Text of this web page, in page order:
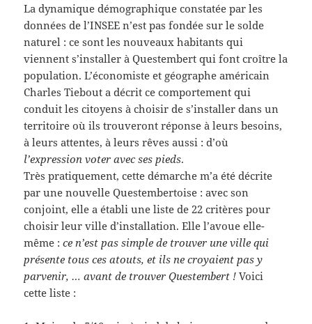
La dynamique démographique constatée par les
données de l’INSEE n’est pas fondée sur le solde
naturel : ce sont les nouveaux habitants qui
viennent s’installer à Questembert qui font croître la
population. L’économiste et géographe américain
Charles Tiebout a décrit ce comportement qui
conduit les citoyens à choisir de s’installer dans un
territoire où ils trouveront réponse à leurs besoins,
à leurs attentes, à leurs rêves aussi : d’où
l’expression voter avec ses pieds.
Très pratiquement, cette démarche m’a été décrite
par une nouvelle Questembertoise : avec son
conjoint, elle a établi une liste de 22 critères pour
choisir leur ville d’installation. Elle l’avoue elle-
même :ce n’est pas simple de trouver une ville qui
présente tous ces atouts, et ils ne croyaient pas y
parvenir, … avant de trouver Questembert ! Voici
cette liste :